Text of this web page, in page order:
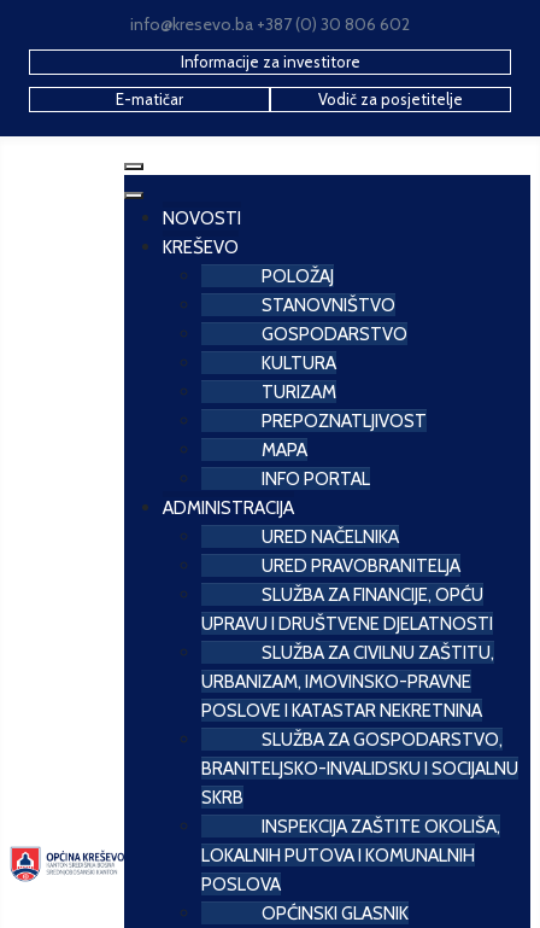
info@kresevo.ba +387 (0) 30 806 602
Informacije za investitore
E-matičar
Vodič za posjetitelje
NOVOSTI
KREŠEVO
POLOŽAJ
STANOVNIŠTVO
GOSPODARSTVO
KULTURA
TURIZAM
PREPOZNATLJIVOST
MAPA
INFO PORTAL
ADMINISTRACIJA
URED NAČELNIKA
URED PRAVOBRANITELJA
SLUŽBA ZA FINANCIJE, OPĆU
UPRAVU I DRUŠTVENE DJELATNOSTI
SLUŽBA ZA CIVILNU ZAŠTITU,
URBANIZAM, IMOVINSKO-PRAVNE
POSLOVE I KATASTAR NEKRETNINA
SLUŽBA ZA GOSPODARSTVO,
BRANITELJSKO-INVALIDSKU I SOCIJALNU
SKRB
INSPEKCIJA ZAŠTITE OKOLIŠA,
LOKALNIH PUTOVA I KOMUNALNIH
POSLOVA
OPĆINSKI GLASNIK